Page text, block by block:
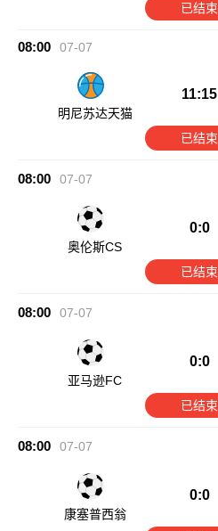
已结束
08:00 07-07
明尼苏达天猫
11:15
已结束
08:00 07-07
奥伦斯CS
0:0
已结束
08:00 07-07
亚马逊FC
0:0
已结束
08:00 07-07
康塞普西翁
0:0